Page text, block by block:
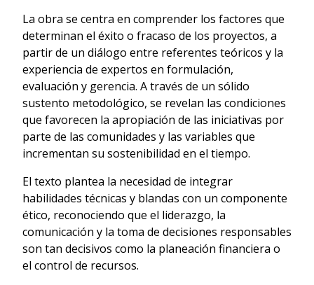
La obra se centra en comprender los factores que
determinan el éxito o fracaso de los proyectos, a
partir de un diálogo entre referentes teóricos y la
experiencia de expertos en formulación,
evaluación y gerencia. A través de un sólido
sustento metodológico, se revelan las condiciones
que favorecen la apropiación de las iniciativas por
parte de las comunidades y las variables que
incrementan su sostenibilidad en el tiempo.
El texto plantea la necesidad de integrar
habilidades técnicas y blandas con un componente
ético, reconociendo que el liderazgo, la
comunicación y la toma de decisiones responsables
son tan decisivos como la planeación financiera o
el control de recursos.